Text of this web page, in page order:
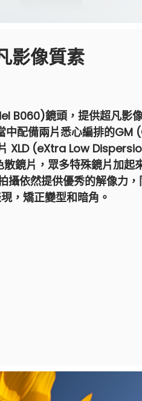
影像質素
鏡頭，提供超凡影
中配備兩片悉心編排的GM
XLD (eXtra Low
鏡片，眾多特殊鏡片加起
攝依然提供優秀的解像力
，矯正變型和暗角。